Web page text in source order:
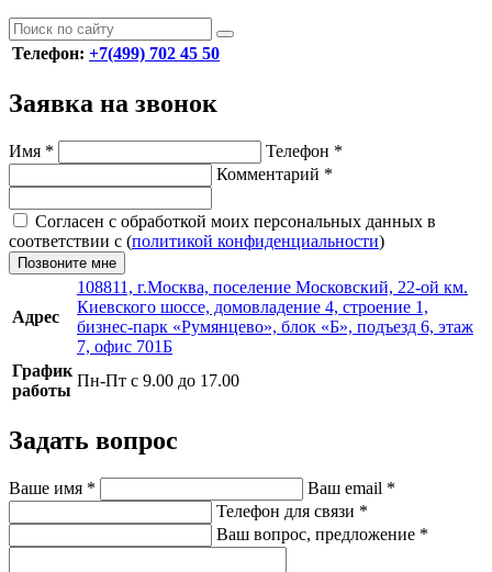
Телефон: +7(499) 702 45 50
Заявка на звонок
Имя * Телефон *
Комментарий *
Согласен с обработкой моих персональных данных в
соответствии с (политикой конфиденциальности)
Позвоните мне
Адрес
108811, г.Москва, поселение Московский, 22-ой км.
Киевского шоссе, домовладение 4, строение 1,
бизнес-парк «Румянцево», блок «Б», подъезд 6, этаж
7, офис 701Б
График
работы
Пн-Пт с 9.00 до 17.00
Задать вопрос
Ваше имя * Ваш email *
Телефон для связи *
Ваш вопрос, предложение *